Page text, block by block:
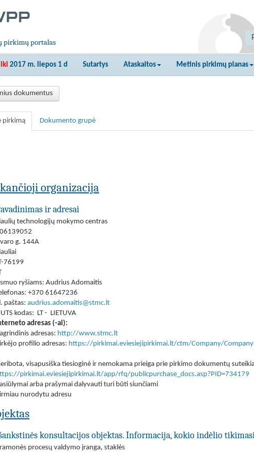
pirkimų portalas
iki 2017 m. liepos 1 d Sutartys Ataskaitos Metinis pirkimų planas
dokumentus
pirkimą Dokumento grupė
organizacija
ir adresai
technologijų mokymo centras
g. 144A
76199
ryšiams: Audrius Adomaitis
+370 61647236
paštas: audrius.adomaitis@stmc.lt
kodas: LT - LIETUVA
adresas (-ai):
adresas: http://www.stmc.lt
profilio adresas: https://pirkimai.eviesiejipirkimai.lt/ctm/Company/
visapusiška tiesioginė ir nemokama prieiga prie pirkimo dokumentų
pirkimai.eviesiejipirkimai.lt/app/rfq/publicpurchase_docs.asp?PID=734179
arba prašymai dalyvauti turi būti siunčiami
nurodytu adresu
konsultacijos objektas. Informacija, kokio indėlio
procesų valdymo įranga, staklės